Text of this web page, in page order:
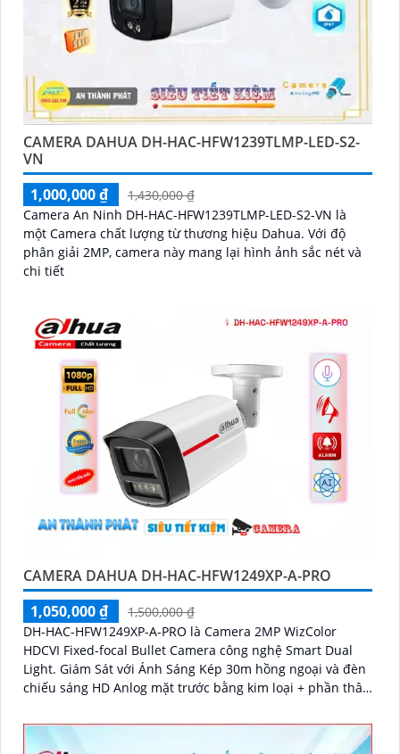
CAMERA DAHUA DH-HAC-HFW1239TLMP-LED-S2-
VN
1,000,000 ₫
1,430,000 ₫
Camera An Ninh DH-HAC-HFW1239TLMP-LED-S2-VN là
một Camera chất lượng từ thương hiệu Dahua. Với độ
phân giải 2MP, camera này mang lại hình ảnh sắc nét và
chi tiết
CAMERA DAHUA DH-HAC-HFW1249XP-A-PRO
1,050,000 ₫
1,500,000 ₫
DH-HAC-HFW1249XP-A-PRO là Camera 2MP WizColor
HDCVI Fixed-focal Bullet Camera công nghệ Smart Dual
Light. Giám Sát với Ánh Sáng Kép 30m hồng ngoại và đèn
chiếu sáng HD Anlog mặt trước bằng kim loại + phần thân